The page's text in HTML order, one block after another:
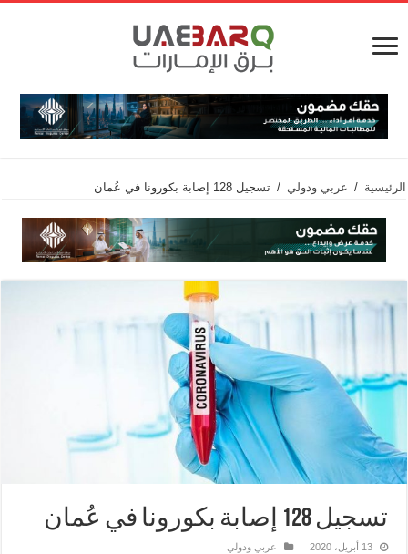
الرئيسية / عربي ودولي / تسجيل 128 إصابة بكورونا في عُمان
تسجيل 128 إصابة بكورونا في عُمان
13 أبريل، 2020 عربي ودولي